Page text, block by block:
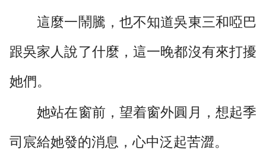
這麼一鬧騰，也不知道吳東三和啞巴
跟吳家人說了什麼，這一晚都沒有來打擾
她們。
她站在窗前，望着窗外圓月，想起季
司宸給她發的消息，心中泛起苦澀。